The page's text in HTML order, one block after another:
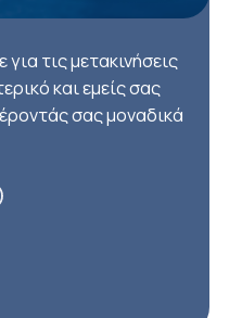
τις μετακινήσεις
και εμείς σας
σας μοναδικά